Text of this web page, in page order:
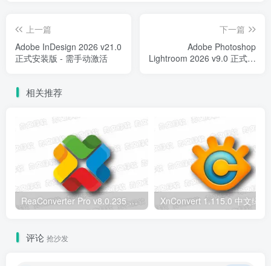
上一篇
Adobe InDesign 2026 v21.0
正式安装版 - 需手动激活
下一篇
Adobe Photoshop
Lightroom 2026 v9.0 正式安
相关推荐
ReaConverter Pro v8.0.235 便携版 – 批量图片转换处理工具
评论 抢沙发